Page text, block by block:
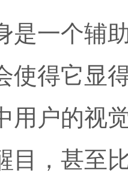
是一个辅
使得它显
用户的视
目，甚至